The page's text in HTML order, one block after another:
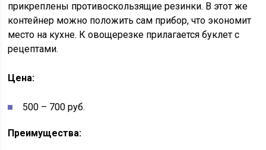
прикреплены противоскользящие резинки. В этот же
контейнер можно положить сам прибор, что экономит
место на кухне. К овощерезке прилагается буклет с
рецептами.
Цена:
500 – 700 руб.
Преимущества: